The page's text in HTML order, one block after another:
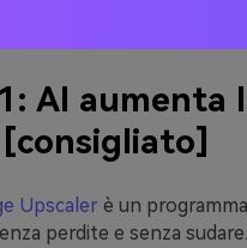
AI aumenta
Upscaler è un
perdite e senza